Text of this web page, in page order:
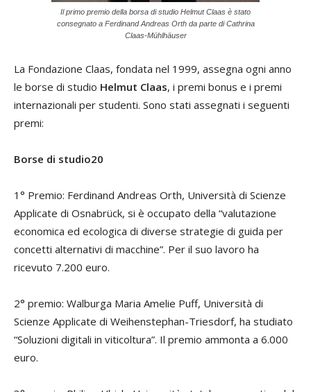
Il primo premio della borsa di studio Helmut Claas è stato
consegnato a Ferdinand Andreas Orth da parte di Cathrina
Claas-Mühlhäuser
La Fondazione Claas, fondata nel 1999, assegna ogni anno
le borse di studio Helmut Claas, i premi bonus e i premi
internazionali per studenti. Sono stati assegnati i seguenti
premi:
Borse di studio20
1° Premio: Ferdinand Andreas Orth, Università di Scienze
Applicate di Osnabrück, si è occupato della “valutazione
economica ed ecologica di diverse strategie di guida per
concetti alternativi di macchine”. Per il suo lavoro ha
ricevuto 7.200 euro.
2° premio: Walburga Maria Amelie Puff, Università di
Scienze Applicate di Weihenstephan-Triesdorf, ha studiato
“Soluzioni digitali in viticoltura”. Il premio ammonta a 6.000
euro.